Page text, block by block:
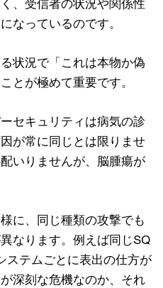
、受信者の状況や関係性
なっているのです。
状況で「これは本物か偽
とが極めて重要です。
セキュリティは病気の診
が常に同じとは限りませ
いりませんが、脳腫瘍が
に、同じ種類の攻撃でも
なります。例えば同じSQ
ステムごとに表出の仕方が
深刻な危機なのか、それ